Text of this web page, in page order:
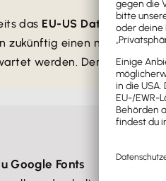
das EU-US Data Privacy
zukünftig einen neuen
werden. Denn auch im
Google Fonts